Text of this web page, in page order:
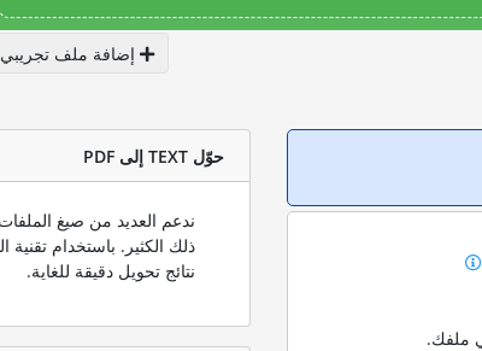
إضافة ملف تجريبي
ملفك.
حوّل TEXT إلى PDF
نتائج تحويل دقيقة للغاية.